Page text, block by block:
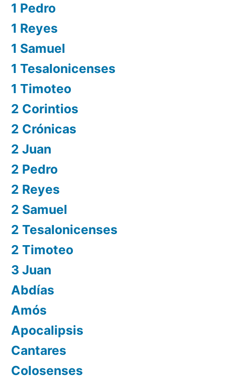
1 Pedro
1 Reyes
1 Samuel
1 Tesalonicenses
1 Timoteo
2 Corintios
2 Crónicas
2 Juan
2 Pedro
2 Reyes
2 Samuel
2 Tesalonicenses
2 Timoteo
3 Juan
Abdías
Amós
Apocalipsis
Cantares
Colosenses